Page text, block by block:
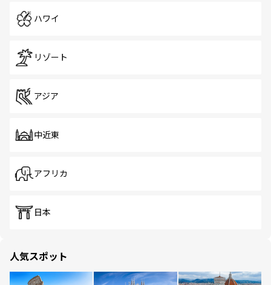
ハワイ
リゾート
アジア
中近東
アフリカ
日本
人気スポット